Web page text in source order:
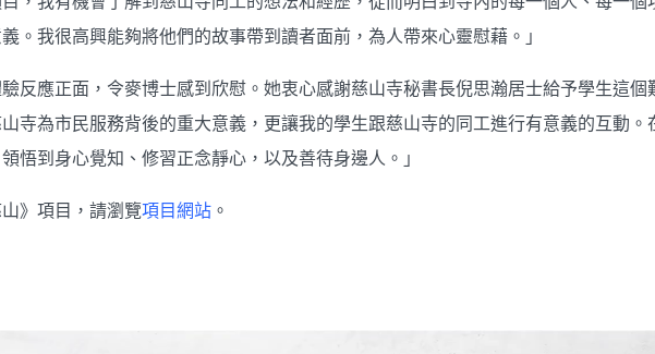
。我很高興能夠將他們的故事帶到讀者面前，為人帶來心靈慰藉。」
反應正面，令麥博士感到欣慰。她衷心感謝慈山寺秘書長倪思瀚居士給予學生這
寺為市民服務背後的重大意義，更讓我的學生跟慈山寺的同工進行有意義的互動
悟到身心覺知、修習正念靜心，以及善待身邊人。」
》項目，請瀏覽項目網站 。